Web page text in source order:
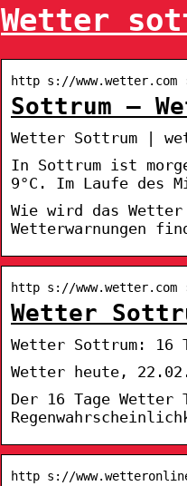
Wetter
http s://www.wetter.com
Sottrum –
Wetter Sottrum |
In Sottrum ist
9°C. Im Laufe des
Wie wird das
Wetterwarnungen
http s://www.wetter.com
Wetter
Wetter Sottrum: 16
Wetter heute,
Der 16 Tage Wetter
http s://